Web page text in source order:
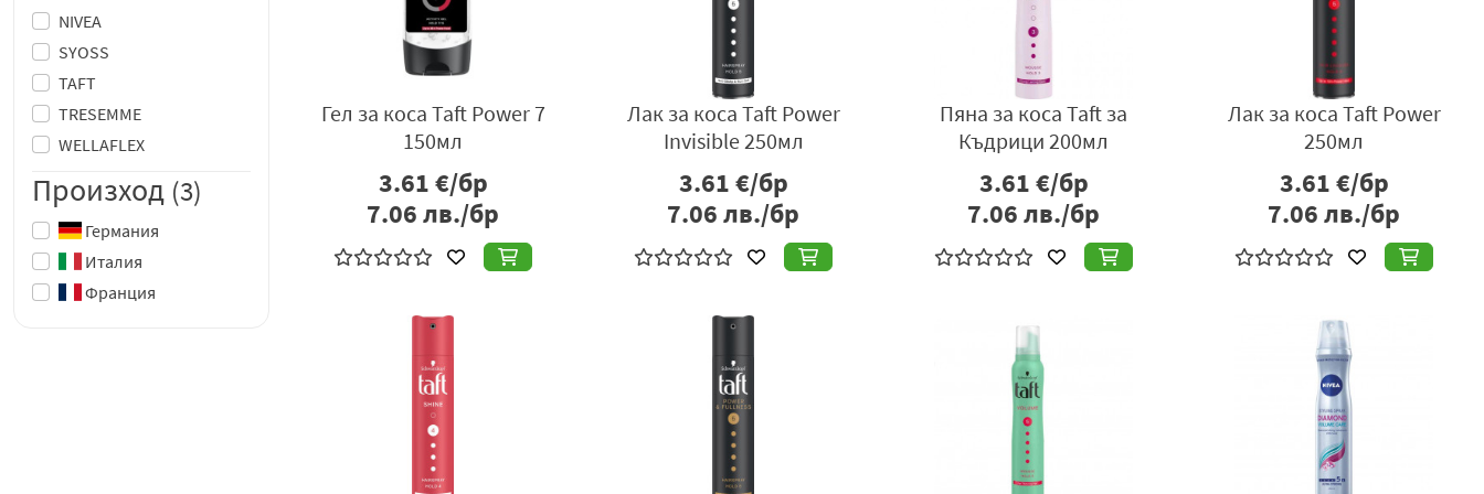
NIVEA
SYOSS
TAFT
TRESEMME
WELLAFLEX
Произход (3)
Германия
Италия
Франция
Гел за коса Taft Power 7
150мл
3.61€/бр
7.06лв./бр
Лак за коса Taft Power
Invisible 250мл
3.61€/бр
7.06лв./бр
Пяна за коса Taft за
Къдрици 200мл
3.61€/бр
7.06лв./бр
Лак за коса Taft Power
250мл
3.61€/бр
7.06лв./бр